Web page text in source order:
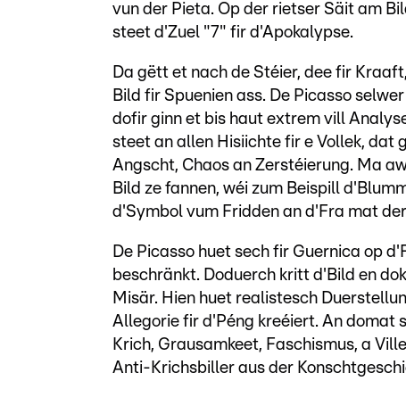
vun der Pieta. Op der rietser Säit am
steet d'Zuel "7" fir d'Apokalypse.
Da gëtt et nach de Stéier, dee fir
Bild fir Spuenien ass. De Picasso
dofir ginn et bis haut extrem vill
steet an allen Hisiichte fir e Vollek, dat
Angscht, Chaos an Zerstéierung. Ma
Bild ze fannen, wéi zum Beispill
d'Symbol vum Fridden an d'Fra mat
De Picasso huet sech fir Guernica op
beschränkt. Doduerch kritt d'Bild en
Misär. Hien huet realistesch
Allegorie fir d'Péng kreéiert. An domat
Krich, Grausamkeet, Faschismus, a
Anti-Krichsbiller aus der